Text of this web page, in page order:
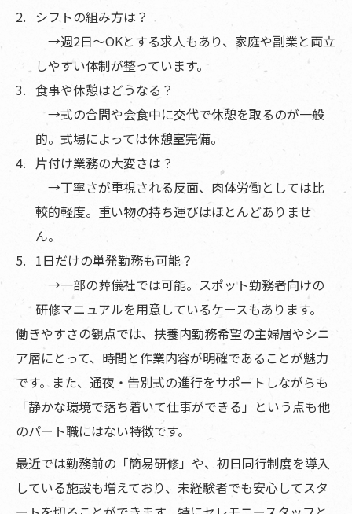
シフトの組み方は？
→週2日〜OKとする求人もあり、家庭や副業と両立
しやすい体制が整っています。
食事や休憩はどうなる？
→式の合間や会食中に交代で休憩を取るのが一般
的。式場によっては休憩室完備。
片付け業務の大変さは？
→丁寧さが重視される反面、肉体労働としては比
較的軽度。重い物の持ち運びはほとんどありませ
ん。
1日だけの単発勤務も可能？
→一部の葬儀社では可能。スポット勤務者向けの
研修マニュアルを用意しているケースもあります。
働きやすさの観点では、扶養内勤務希望の主婦層やシニ
ア層にとって、時間と作業内容が明確であることが魅力
です。また、通夜・告別式の進行をサポートしながらも
「静かな環境で落ち着いて仕事ができる」という点も他
のパート職にはない特徴です。
最近では勤務前の「簡易研修」や、初日同行制度を導入
している施設も増えており、未経験者でも安心してスタ